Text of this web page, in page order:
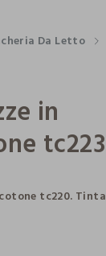
Da Letto
in
tc223
tc220. Tinta